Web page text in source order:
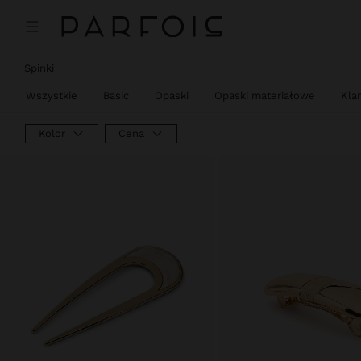
Spinki
Wszystkie Basic Opaski Opaski materiałowe
Kolor Cena